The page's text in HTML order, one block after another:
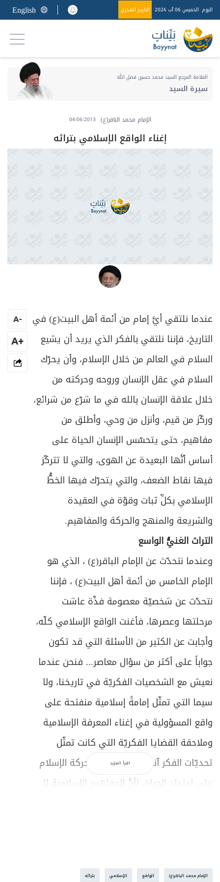
اليوم الخميس 06 آب 2026 التاريخ الهجري English
العلامة المرجع السيد محمد حسين فضل الله
سيرة السيد
الإمام محمد الباقر(ع) 04/06/2013
إغناء الواقع الإسلامي بتراثه
عندما نلتقي أيَّ إمام من أئمة أهل البيت(ع) في
التاريخ، فإننا نلتقي بالفكر الذي يريد أن يشيع
السلام في العالم من خلال الإسلام، وأن يحرّك
السلام في عقل الإنسان وروحه وحركته من
خلال علاقة الإنسان بالله في ما شرّع من شرائع،
وركّز من قيم، وأنزل من وحي، وأطلق من
مفاهيم، حتى يتحسّس الإنسان الحياة على
أساس أنَّها البعيدة عن الهوى، والتي لا تتركّز
فيها نقاط الضعف، والتي يتحرّك فيها الخطُّ
الإسلامي بكلِّ ثبات وقوّة في العقيدة
والشريعة والمنهج والحركة والمفاهيم.
التراث الغنيُّ الواسع
وعندما نتحدّث عن الإمام الباقر(ع) ، الذي هو
الإمام الخامس من أئمة أهل البيت(ع) ، فإننا
نتحدّث عن شخصيّة معصومة فذّة عاشت
مرحلتها وعصرها، فأغنت الواقع الإسلامي كلّه،
وأجابت عن الكثير من الأسئلة التي قد تكون
جواباً على أكثر من سؤال معاصر... فنحن عندما
نعيش مع الشخصيات الفكريّة في تاريخنا، ولا
سيما التي تمثّل إمامةً إسلامية منفتحة على
واقع المسؤولية في إغناء المعرفة الإسلامية
وملاحقة القضايا الفكريّة التي كانت تمثّل
تحديّات الفكر آنذاك، فإننا نعيش حركة الإسلام
على امتداد الحياة، لأنَّ المفاهيم الإسلامية لا
اقرأ المزيد
-
A
+A
الإمام محمد الباقر(ع) الواقع الإسلامي بتراثه